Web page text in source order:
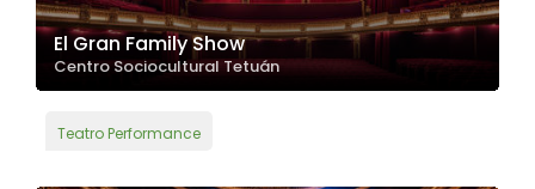
El Gran Family Show
Centro Sociocultural Tetuán
Teatro Performance